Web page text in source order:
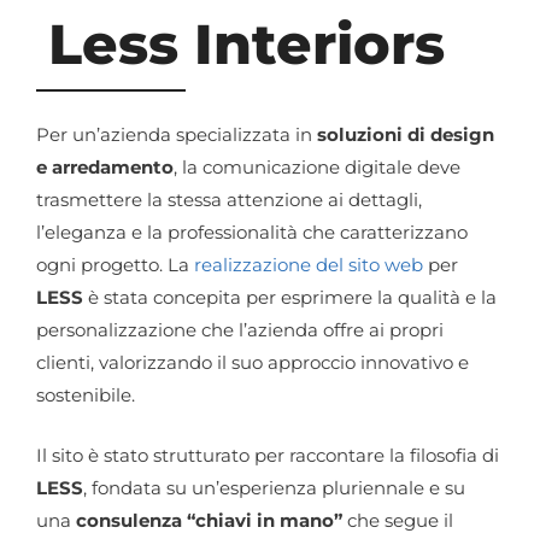
Less Interiors
Per un’azienda specializzata in soluzioni di design
e arredamento, la comunicazione digitale deve
trasmettere la stessa attenzione ai dettagli,
l’eleganza e la professionalità che caratterizzano
ogni progetto. La realizzazione del sito web per
LESS è stata concepita per esprimere la qualità e la
personalizzazione che l’azienda offre ai propri
clienti, valorizzando il suo approccio innovativo e
sostenibile.
Il sito è stato strutturato per raccontare la filosofia di
LESS, fondata su un’esperienza pluriennale e su
una consulenza “chiavi in mano” che segue il